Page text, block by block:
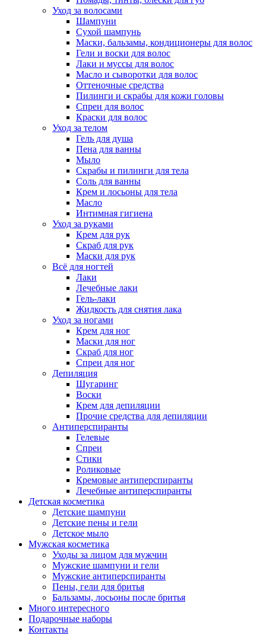
Уход за волосами
Шампуни
Сухой шампунь
Маски, бальзамы, кондиционеры для волос
Гели и воски для волос
Лаки и муссы для волос
Масло и сыворотки для волос
Оттеночные средства
Пилинги и скрабы для кожи головы
Спреи для волос
Краски для волос
Уход за телом
Гель для душа
Пена для ванны
Мыло
Скрабы и пилинги для тела
Соль для ванны
Крем и лосьоны для тела
Масло
Интимная гигиена
Уход за руками
Крем для рук
Скраб для рук
Маски для рук
Всё для ногтей
Лаки
Лечебные лаки
Гель-лаки
Жидкость для снятия лака
Уход за ногами
Крем для ног
Маски для ног
Скраб для ног
Спреи для ног
Депиляция
Шугаринг
Воски
Крем для депиляции
Прочие средства для депиляции
Антиперспиранты
Гелевые
Спреи
Стики
Роликовые
Кремовые антиперспиранты
Лечебные антиперспиранты
Детская косметика
Детские шампуни
Детские пены и гели
Детское мыло
Мужская косметика
Уходы за лицом для мужчин
Мужские шампуни и гели
Мужские антиперспиранты
Пены, гели для бритья
Бальзамы, лосьоны после бритья
Много интересного
Подарочные наборы
Контакты